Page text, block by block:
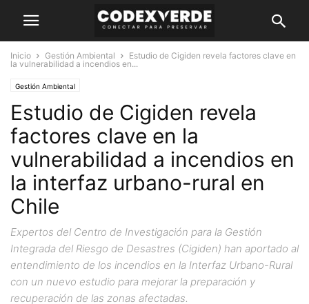
Inicio Gestión Ambiental
Estudio de Cigiden revela factores clave en
la vulnerabilidad a incendios en...
Gestión Ambiental
Estudio de Cigiden revela
factores clave en la
vulnerabilidad a incendios en
la interfaz urbano-rural en
Chile
Expertos del Centro de Investigación para la Gestión
Integrada del Riesgo de Desastres (Cigiden) han aportado al
entendimiento de los incendios en la Interfaz Urbano-Rural
con un nuevo estudio para mejorar la preparación y
recuperación de las zonas afectadas.